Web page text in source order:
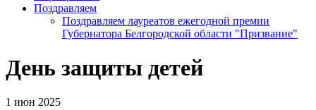
Поздравляем
Поздравляем лауреатов ежегодной премии
Губернатора Белгородской области "Призвание"
День защиты детей
1 июн 2025